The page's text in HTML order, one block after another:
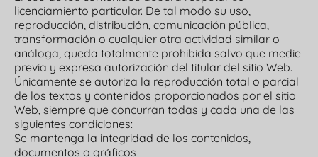
licenciamiento particular. De tal modo su uso,
reproducción, distribución, comunicación pública,
transformación o cualquier otra actividad similar o
análoga, queda totalmente prohibida salvo que medie
previa y expresa autorización del titular del sitio Web.
Únicamente se autoriza la reproducción total o parcial
de los textos y contenidos proporcionados por el sitio
Web, siempre que concurran todas y cada una de las
siguientes condiciones:
Se mantenga la integridad de los contenidos,
documentos o gráficos